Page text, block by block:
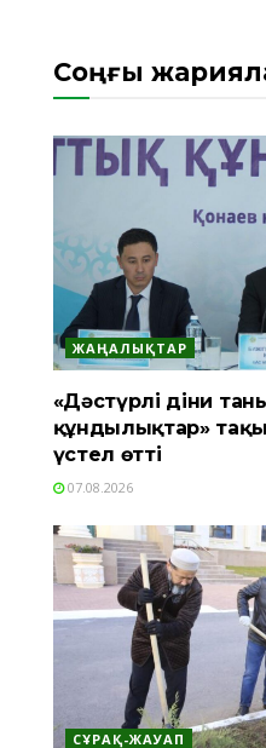
Соңғы
ЖАҢАЛЫҚТАР
«Дәстүрлі діни
құндылықтар»
үстел өтті
07.08.2026
СҰРАҚ-ЖАУАП